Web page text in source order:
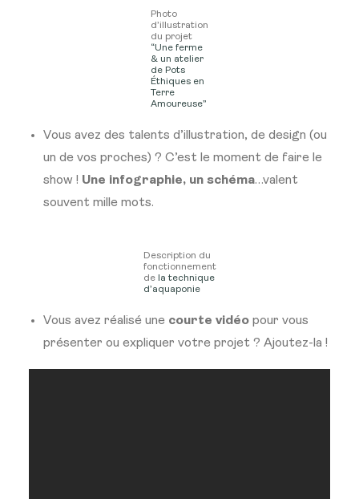
Photo
d’illustration
du projet
“Une ferme
& un atelier
de Pots
Éthiques en
Terre
Amoureuse”
Vous avez des talents d’illustration, de design (ou
un de vos proches) ? C’est le moment de faire le
show ! Une infographie, un schéma…valent
souvent mille mots.
Description du
fonctionnement
de la technique
d’aquaponie
Vous avez réalisé une courte vidéo pour vous
présenter ou expliquer votre projet ? Ajoutez-la !